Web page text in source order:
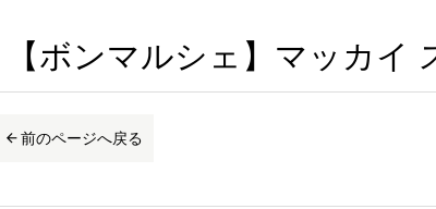
【ボンマルシェ】マッカ
前のページへ戻る